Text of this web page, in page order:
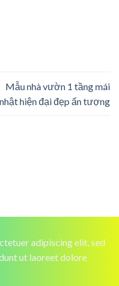
Mẫu nhà vườn 1 tầng mái
nhật hiện đại đẹp ấn tượng
adipiscing elit, sed
ut laoreet dolore